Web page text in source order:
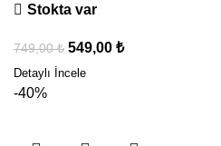
Stokta var
749,00₺ 549,00 ₺
-40%